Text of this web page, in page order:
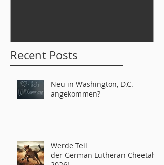
Recent Posts
Neu in Washington, D.C.
angekommen?
Werde Teil
der German Lutheran Cheetahs